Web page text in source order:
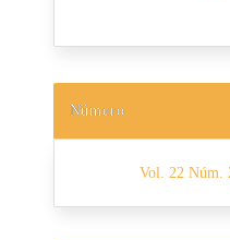
Número
Vol. 22 Núm.